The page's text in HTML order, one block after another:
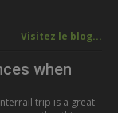
Visitez le blog...
when
trip is a great